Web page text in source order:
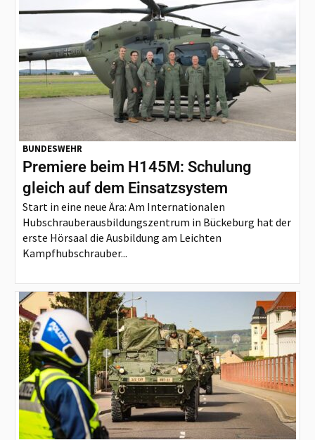
BUNDESWEHR
Premiere beim H145M: Schulung
gleich auf dem Einsatzsystem
Start in eine neue Ära: Am Internationalen
Hubschrauberausbildungszentrum in Bückeburg hat der
erste Hörsaal die Ausbildung am Leichten
Kampfhubschrauber...